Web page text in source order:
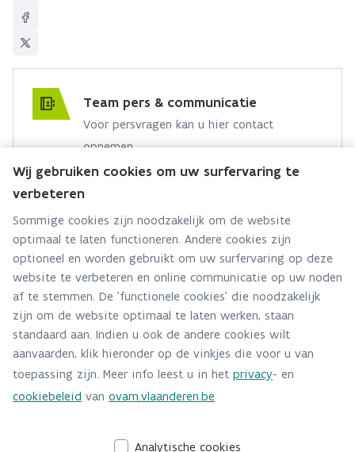
Team pers & communicatie
Voor persvragen kan u hier contact
opnemen.
Hebt u een persvraag? Stel ze hier:
Via contact formulier
Alle contactgegevens
Adres
Stationsstraat 110
2800 Mechelen
Route en bereikbaarheid
Telefoon
015284140
Wij gebruiken cookies om uw surfervaring te
verbeteren
Sommige cookies zijn noodzakelijk om de website
optimaal te laten functioneren. Andere cookies zijn
optioneel en worden gebruikt om uw surfervaring op deze
website te verbeteren en online communicatie op uw noden
af te stemmen. De 'functionele cookies' die noodzakelijk
zijn om de website optimaal te laten werken, staan
standaard aan. Indien u ook de andere cookies wilt
aanvaarden, klik hieronder op de vinkjes die voor u van
toepassing zijn. Meer info leest u in het privacy- en
cookiebeleid van ovam.vlaanderen.be
Analytische cookies